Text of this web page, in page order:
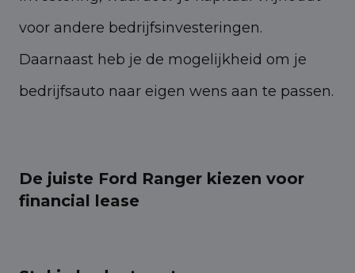
voor andere bedrijfsinvesteringen.
Daarnaast heb je de mogelijkheid om je
bedrijfsauto naar eigen wens aan te passen.
De juiste Ford Ranger kiezen voor
financial lease